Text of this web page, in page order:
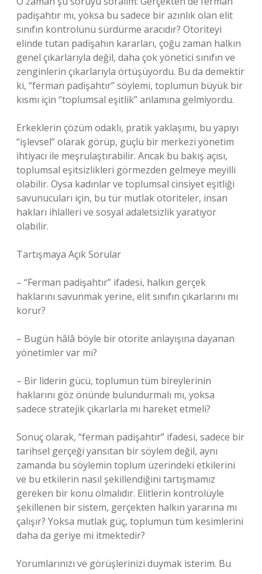
padişahtır mı, yoksa bu sadece bir azınlık olan elit
sınıfın kontrolünü sürdürme aracıdır? Otoriteyi
elinde tutan padişahın kararları, çoğu zaman halkın
genel çıkarlarıyla değil, daha çok yönetici sınıfın ve
zenginlerin çıkarlarıyla örtüşüyordu. Bu da demektir
ki, “ferman padişahtır” söylemi, toplumun büyük bir
kısmı için “toplumsal eşitlik” anlamına gelmiyordu.
Erkeklerin çözüm odaklı, pratik yaklaşımı, bu yapıyı
“işlevsel” olarak görüp, güçlü bir merkezi yönetim
ihtiyacı ile meşrulaştırabilir. Ancak bu bakış açısı,
toplumsal eşitsizlikleri görmezden gelmeye meyilli
olabilir. Oysa kadınlar ve toplumsal cinsiyet eşitliği
savunucuları için, bu tür mutlak otoriteler, insan
hakları ihlalleri ve sosyal adaletsizlik yaratıyor
olabilir.
Tartışmaya Açık Sorular
– “Ferman padişahtır” ifadesi, halkın gerçek
haklarını savunmak yerine, elit sınıfın çıkarlarını mı
korur?
– Bugün hâlâ böyle bir otorite anlayışına dayanan
yönetimler var mı?
– Bir liderin gücü, toplumun tüm bireylerinin
haklarını göz önünde bulundurmalı mı, yoksa
sadece stratejik çıkarlarla mı hareket etmeli?
Sonuç olarak, “ferman padişahtır” ifadesi, sadece bir
tarihsel gerçeği yansıtan bir söylem değil, aynı
zamanda bu söylemin toplum üzerindeki etkilerini
ve bu etkilerin nasıl şekillendiğini tartışmamız
gereken bir konu olmalıdır. Elitlerin kontrolüyle
şekillenen bir sistem, gerçekten halkın yararına mı
çalışır? Yoksa mutlak güç, toplumun tüm kesimlerini
daha da geriye mi itmektedir?
Yorumlarınızı ve görüşlerinizi duymak isterim. Bu